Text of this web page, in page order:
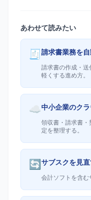
あわせて読みたい
🧾請求書業務を
請求書の作成・
軽くする進め方。
☁️中小企業のク
領収書・請求書
定を整理する。
🔄サブスクを見
会計ソフトを含む